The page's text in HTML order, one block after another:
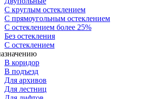
С круглым остеклением
С прямоугольным остеклением
С остеклением более 25%
Без остекления
С остеклением
В коридор
В подъезд
Для архивов
Для лестниц